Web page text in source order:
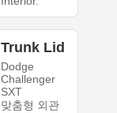
Trunk Lid
Dodge
Challenger
SXT
맞춤형 외관